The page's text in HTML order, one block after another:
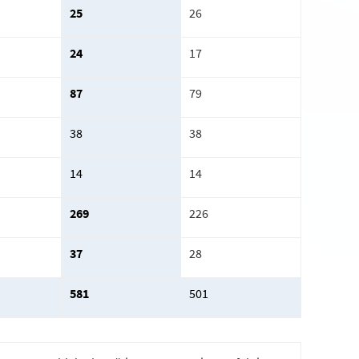
25 26
24 17
87 79
38 38
14 14
269 226
37 28
581 501